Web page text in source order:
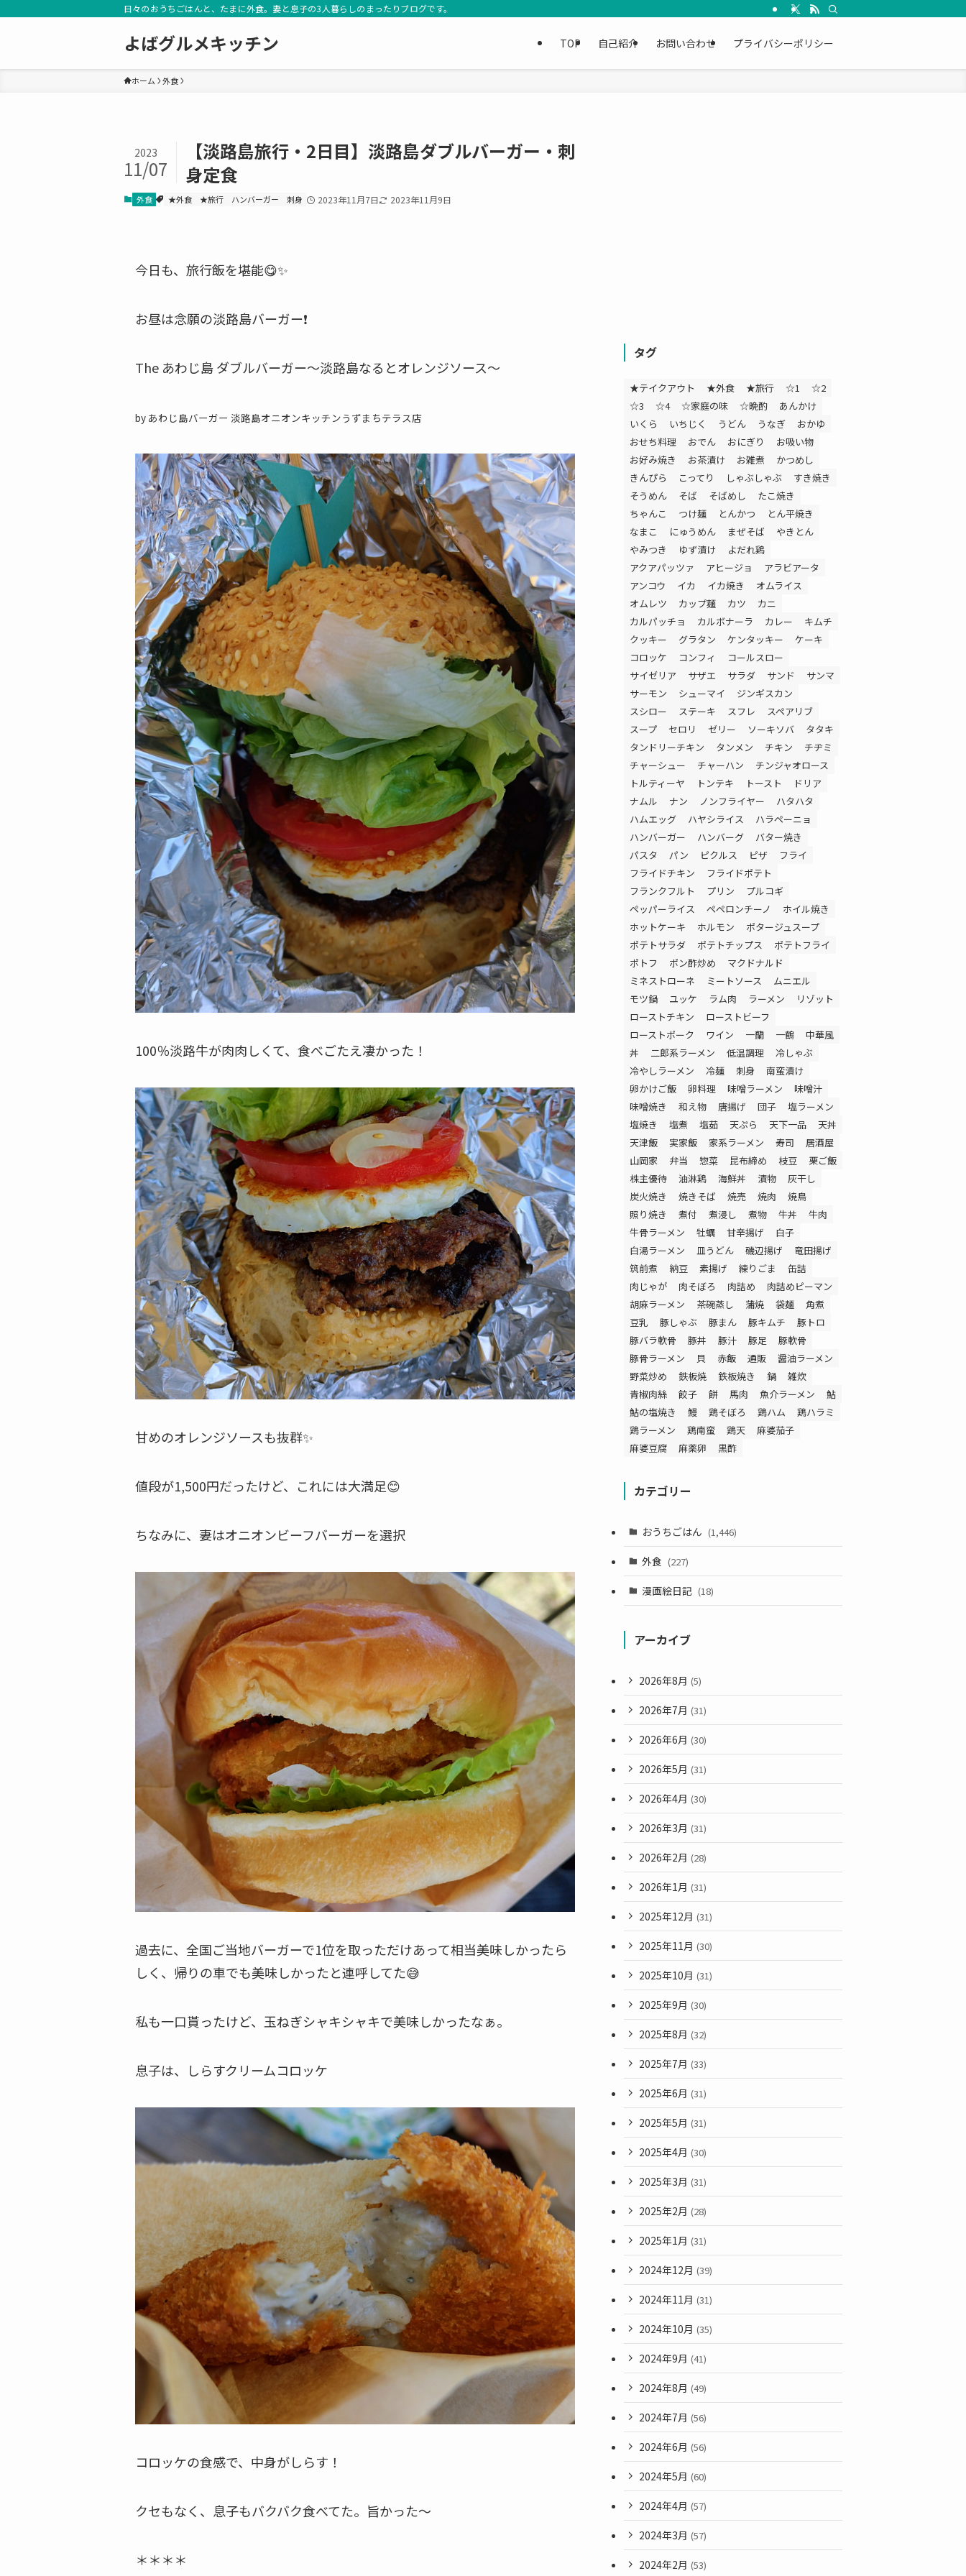
日々のおうちごはんと、たまに外食。妻と息子の3人暮らしのまったりブログです。
よばグルメキッチン TOP 自己紹介 お問い合わせ プライバシーポリシー
ホーム 外食
【淡路島旅行・2日目】淡路島ダブルバーガー・刺
身定食
2023
11/07
外食 ★外食 ★旅行 ハンバーガー 刺身 2023年11月7日 2023年11月9日
今日も、旅行飯を堪能😋✨
お昼は念願の淡路島バーガー❗
The あわじ島 ダブルバーガー～淡路島なるとオレンジソース～
by あわじ島バーガー 淡路島オニオンキッチンうずまちテラス店
100％淡路牛が肉肉しくて、食べごたえ凄かった！
甘めのオレンジソースも抜群✨
値段が1,500円だったけど、これには大満足😊
ちなみに、妻はオニオンビーフバーガーを選択
過去に、全国ご当地バーガーで1位を取っただけあって相当美味しかったら
しく、帰りの車でも美味しかったと連呼してた😅
私も一口貰ったけど、玉ねぎシャキシャキで美味しかったなぁ。
息子は、しらすクリームコロッケ
コロッケの食感で、中身がしらす！
クセもなく、息子もバクバク食べてた。旨かった〜
＊＊＊＊
タグ
★テイクアウト ★外食 ★旅行 ☆1
☆2
☆3
☆4 ☆家庭の味 ☆晩酌
あんかけ
いくら
いちじく うどん うなぎ
おかゆ
おせち料理
おでん おにぎり
お吸い物
お好み焼き
お茶漬け お雑煮
かつめし
きんぴら
こってり しゃぶしゃぶ
すき焼き
そうめん
そば そばめし
たこ焼き
ちゃんこ
つけ麺 とんかつ
とん平焼き
なまこ
にゅうめん まぜそば
やきとん
やみつき
ゆず漬け
よだれ鶏
アクアパッツァ
アヒージョ
アラビアータ
アンコウ
イカ イカ焼き
オムライス
オムレツ
カップ麺 カツ
カニ
カルパッチョ
カルボナーラ カレー
キムチ
クッキー
グラタン ケンタッキー
ケーキ
コロッケ
コンフィ
コールスロー
サイゼリア
サザエ サラダ サンド
サンマ
サーモン
シューマイ
ジンギスカン
スシロー
ステーキ スフレ
スペアリブ
スープ
セロリ ゼリー ソーキソバ
タタキ
タンドリーチキン
タンメン チキン
チヂミ
チャーシュー
チャーハン
チンジャオロース
トルティーヤ
トンテキ トースト
ドリア
ナムル
ナン ノンフライヤー
ハタハタ
ハムエッグ
ハヤシライス
ハラペーニョ
ハンバーガー
ハンバーグ
バター焼き
パスタ
パン ピクルス ピザ
フライ
フライドチキン
フライドポテト
フランクフルト
プリン
プルコギ
ペッパーライス
ペペロンチーノ
ホイル焼き
ホットケーキ
ホルモン
ポタージュスープ
ポテトサラダ
ポテトチップス
ポテトフライ
ポトフ
ポン酢炒め
マクドナルド
ミネストローネ
ミートソース
ムニエル
モツ鍋
ユッケ ラム肉 ラーメン
リゾット
ローストチキン
ローストビーフ
ローストポーク
ワイン 一蘭 一鶴
中華風
丼
二郎系ラーメン 低温調理
冷しゃぶ
冷やしラーメン
冷麺 刺身
南蛮漬け
卵かけご飯
卵料理 味噌ラーメン
味噌汁
味噌焼き
和え物 唐揚げ 団子
塩ラーメン
塩焼き
塩煮 塩茹 天ぷら 天下一品
天丼
天津飯
実家飯 家系ラーメン 寿司
居酒屋
山岡家
弁当 惣菜 昆布締め 枝豆
栗ご飯
株主優待
油淋鶏 海鮮丼 漬物
灰干し
炭火焼き
焼きそば 焼売 焼肉
焼鳥
照り焼き
煮付 煮浸し 煮物 牛丼
牛肉
牛骨ラーメン
牡蠣 甘辛揚げ
白子
白湯ラーメン
皿うどん 磯辺揚げ
竜田揚げ
筑前煮
納豆 素揚げ 練りごま
缶詰
肉じゃが
肉そぼろ 肉詰め
肉詰めピーマン
胡麻ラーメン
茶碗蒸し 蒲焼 袋麺
角煮
豆乳
豚しゃぶ 豚まん 豚キムチ
豚トロ
豚バラ軟骨
豚丼 豚汁 豚足
豚軟骨
豚骨ラーメン
貝 赤飯 通販
醤油ラーメン
野菜炒め
鉄板焼 鉄板焼き 鍋
雑炊
青椒肉絲
餃子 餅 馬肉 魚介ラーメン
鮎
鮎の塩焼き
鰻 鶏そぼろ 鶏ハム
鶏ハラミ
鶏ラーメン
鶏南蛮 鶏天
麻婆茄子
麻婆豆腐
麻薬卵 黒酢
カテゴリー
おうちごはん (1,446)
外食 (227)
漫画絵日記 (18)
アーカイブ
2026年8月 (5)
2026年7月 (31)
2026年6月 (30)
2026年5月 (31)
2026年4月 (30)
2026年3月 (31)
2026年2月 (28)
2026年1月 (31)
2025年12月 (31)
2025年11月 (30)
2025年10月 (31)
2025年9月 (30)
2025年8月 (32)
2025年7月 (33)
2025年6月 (31)
2025年5月 (31)
2025年4月 (30)
2025年3月 (31)
2025年2月 (28)
2025年1月 (31)
2024年12月 (39)
2024年11月 (31)
2024年10月 (35)
2024年9月 (41)
2024年8月 (49)
2024年7月 (56)
2024年6月 (56)
2024年5月 (60)
2024年4月 (57)
2024年3月 (57)
2024年2月 (53)